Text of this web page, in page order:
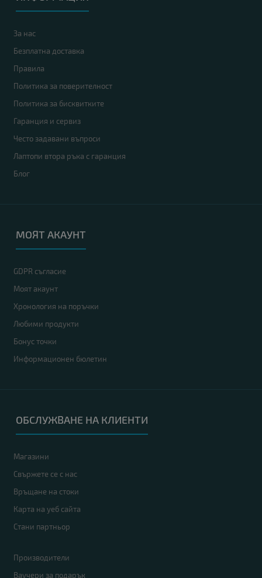
За нас
Безплатна доставка
Правила
Политика за поверителност
Политика за бисквитките
Гаранция и сервиз
Често задавани въпроси
Лаптопи втора ръка с гаранция
Блог
МОЯТ АКАУНТ
GDPR съгласие
Моят акаунт
Хронология на поръчки
Любими продукти
Бонус точки
Информационен бюлетин
ОБСЛУЖВАНЕ НА КЛИЕНТИ
Магазини
Свържете се с нас
Връщане на стоки
Карта на уеб сайта
Стани партньор
Производители
Ваучери за подарък